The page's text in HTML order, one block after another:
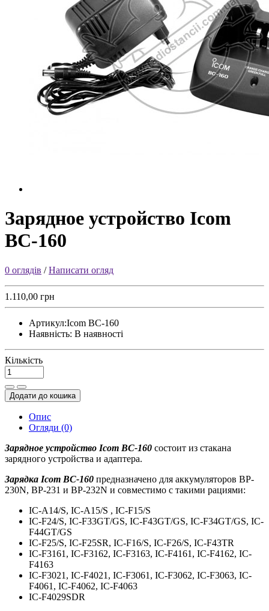
Зарядное устройство Icom
BC-160
0 оглядів /Написати огляд
1.110,00 грн
Артикул:Icom BC-160
Наявність: В наявності
Кількість
Додати до кошика
Опис
Огляди (0)
Зарядное устройство Icom BC-160 состоит из стакана
зарядного устройства и адаптера.
Зарядка Icom BC-160 предназначено для аккумуляторов BP-
230N, BP-231 и BP-232N и совместимо с такими рациями:
IC-A14/S, IC-A15/S , IC-F15/S
IC-F24/S, IC-F33GT/GS, IC-F43GT/GS, IC-F34GT/GS, IC-
F44GT/GS
IC-F25/S, IC-F25SR, IC-F16/S, IC-F26/S, IC-F43TR
IC-F3161, IC-F3162, IC-F3163, IC-F4161, IC-F4162, IC-
F4163
IC-F3021, IC-F4021, IC-F3061, IC-F3062, IC-F3063, IC-
F4061, IC-F4062, IC-F4063
IC-F4029SDR